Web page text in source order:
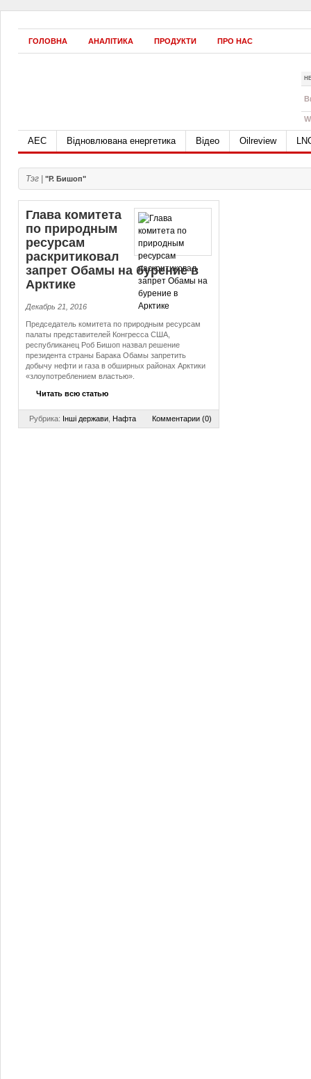
ГОЛОВНА АНАЛІТИКА ПРОДУКТИ ПРО НАС
АЕС Відновлювана енергетика Відео Oilreview
Тэг | "Р. Бишоп"
Глава комитета
по природным
ресурсам
раскритиковал
запрет Обамы на бурение в
Арктике
Декабрь 21, 2016
Председатель комитета по природным ресурсам
палаты представителей Конгресса США,
республиканец Роб Бишоп назвал решение
президента страны Барака Обамы запретить
добычу нефти и газа в обширных районах Арктики
«злоупотреблением властью».
Читать всю статью
Рубрика: Інші держави Нафта Комментарии (0)